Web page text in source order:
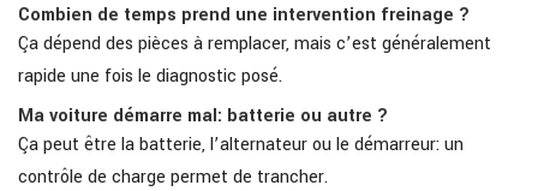
Combien de temps prend une intervention freinage ?
Ça dépend des pièces à remplacer, mais c’est généralement
rapide une fois le diagnostic posé.
Ma voiture démarre mal: batterie ou autre ?
Ça peut être la batterie, l’alternateur ou le démarreur: un
contrôle de charge permet de trancher.